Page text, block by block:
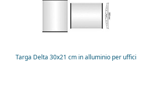
Targa Delta 30x21 cm in alluminio per uffici